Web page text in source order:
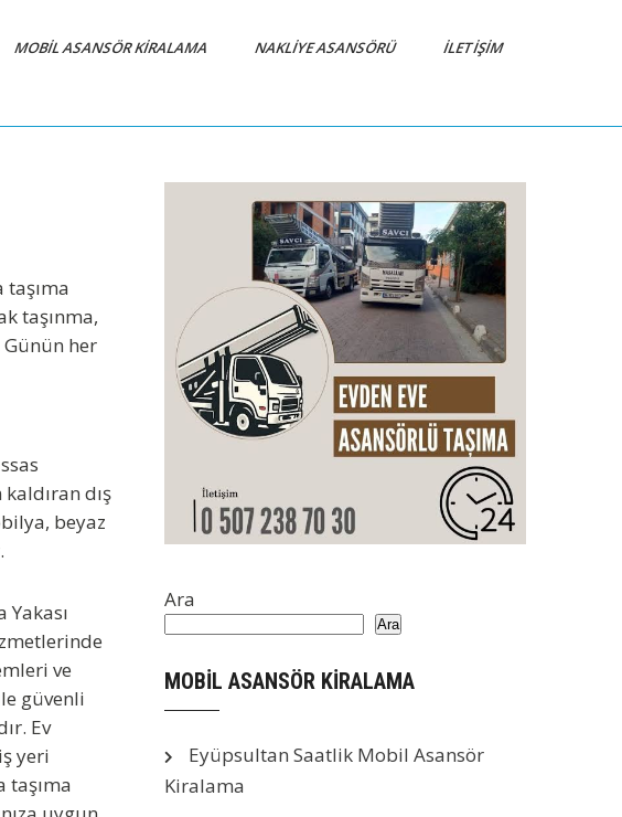
MOBIL ASANSÖR KIRALAMA NAKLIYE ASANSÖRÜ İLETIŞIM
taşınma,
her
dış
beyaz
Yakası
ve
güvenli
Ev
yeri
taşıma
Ara
Ara
MOBİL ASANSÖR KİRALAMA
Eyüpsultan Saatlik Mobil Asansör
Kiralama